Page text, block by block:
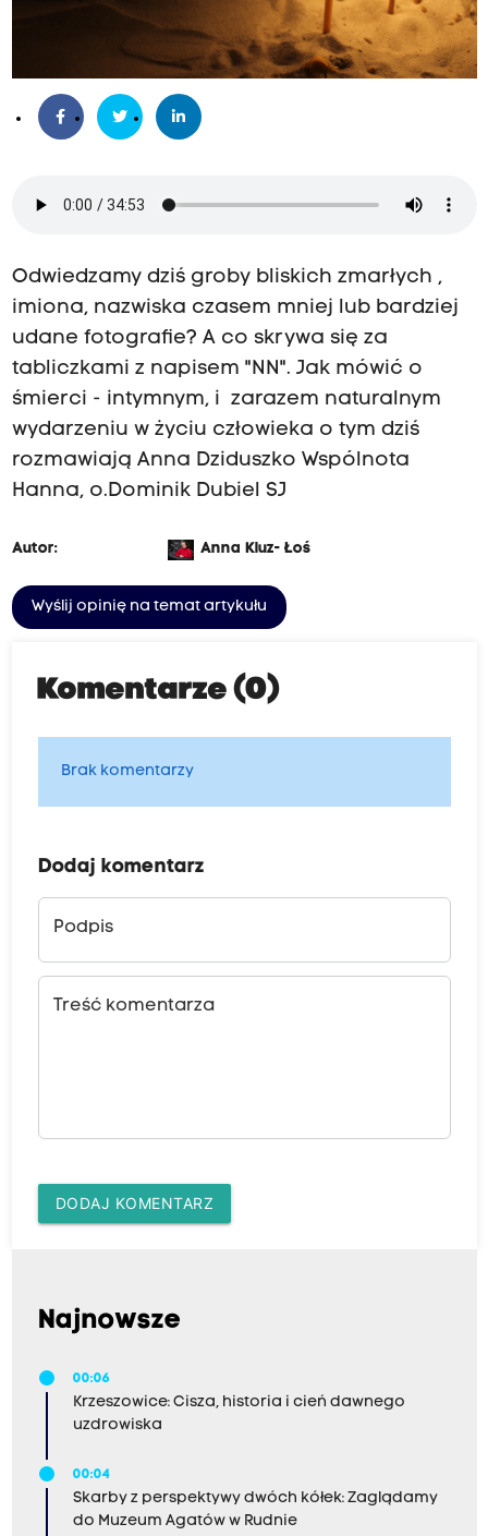
Odwiedzamy dziś groby bliskich zmarłych ,
imiona, nazwiska czasem mniej lub bardziej
udane fotografie? A co skrywa się za
tabliczkami z napisem "NN". Jak mówić o
śmierci - intymnym, i zarazem naturalnym
wydarzeniu w życiu człowieka o tym dziś
rozmawiają Anna Dziduszko Wspólnota
Hanna, o.Dominik Dubiel SJ
Autor: Anna Kluz- Łoś
Wyślij opinię na temat artykułu
Komentarze (0)
Brak komentarzy
Dodaj komentarz
Podpis
Treść komentarza
DODAJ KOMENTARZ
Najnowsze
00:06
Krzeszowice: Cisza, historia i cień dawnego
uzdrowiska
00:04
Skarby z perspektywy dwóch kółek: Zaglądamy
do Muzeum Agatów w Rudnie